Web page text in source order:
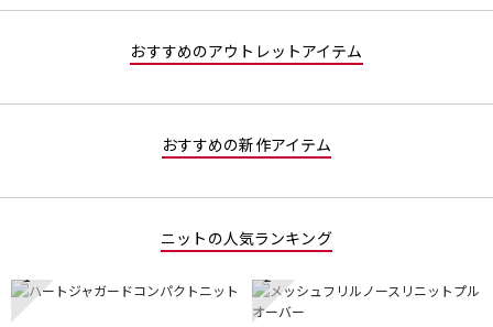
おすすめのアウトレットアイテム
おすすめの新作アイテム
ニットの人気ランキング
1 2